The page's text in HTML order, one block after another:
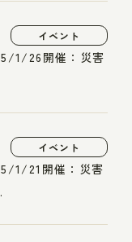
イベント
1/26開催：災害
イベント
1/21開催：災害